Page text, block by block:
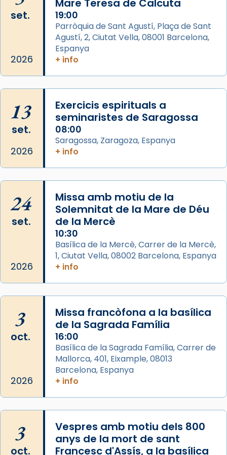
View on Facebook ·
Arquebisbat de Barcelona
de Barcelona.
2 weeks ago
comitè organitzador de la visita apostòlica
del Sant Pare Lleó XIV a Barcelona, i als
col·laboradors, a la Catedral de Barcelona.
L’arquebisbe de Barcelona, el cardenal Joan
📸 Dr. G. Simón
Photo
View on Facebook ·
Arquebisbat de Barcelona
Memòria de les santes Juliana i
Semproniana, verges i màrtirs.
Acompanyant la història de sant Cugat, a
partir de l’Edat Mitjana sorgeix la tradició
que les santes Juliana (“relatiu a Júlia”) i
Semproniana (“relatiu a Semprònia =
eterna”) són deixebles seves. I l’any 1667, el
frare Joan Gaspar Roig, afirma en una obra
que les santes són filles de l’antiga Iluro.
Mataró en reivindicarà les relíquies fins que
les aconseguirà el 1772. L’ofici que es canta
a la “Missa de les Santes” (“Missa de
Glòria”) fou composta el 1848 per Mn.
set.
2026
Mare Teresa de Calcuta
19:00
Parròquia de Sant Agustí, Plaça de Sant
Agustí, 2, Ciutat Vella, 08001 Barcelona,
Espanya
+ info
13
set.
2026
Exercicis espirituals a
seminaristes de Saragossa
08:00
Saragossa, Zaragoza, Espanya
+ info
24
set.
2026
Missa amb motiu de la
Solemnitat de la Mare de Déu
de la Mercè
10:30
Basílica de la Mercè, Carrer de la Mercè,
1, Ciutat Vella, 08002 Barcelona, Espanya
+ info
3
oct.
2026
Missa francòfona a la basílica
de la Sagrada Família
16:00
Basílica de la Sagrada Família, Carrer de
Mallorca, 401, Eixample, 08013
Barcelona, Espanya
+ info
3
oct.
Vespres amb motiu dels 800
anys de la mort de sant
Francesc d'Assís, a la basílica